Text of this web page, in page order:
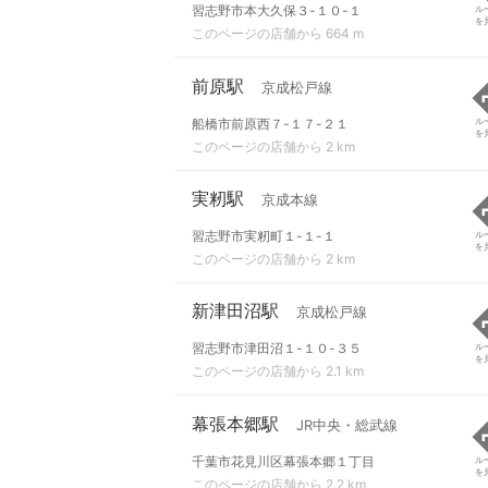
習志野市本大久保３-１０-１
このページの店舗から 664 m
ル
を
前原駅 京成松戸線
船橋市前原西７-１７-２１
このページの店舗から 2 km
ル
を
実籾駅 京成本線
習志野市実籾町１-１-１
このページの店舗から 2 km
ル
を
新津田沼駅 京成松戸線
習志野市津田沼１-１０-３５
このページの店舗から 2.1 km
ル
を
幕張本郷駅 JR中央・総武線
千葉市花見川区幕張本郷１丁目
このページの店舗から 2.2 km
ル
を